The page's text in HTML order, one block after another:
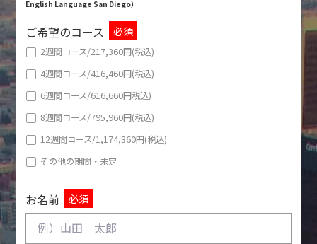
English Language San Diego）
ご希望のコース 必須
2週間コース/217,360円(税込)
4週間コース/416,460円(税込)
6週間コース/616,660円税込)
8週間コース/795,960円(税込)
12週間コース/1,174,360円(税込)
その他の期間・未定
お名前 必須